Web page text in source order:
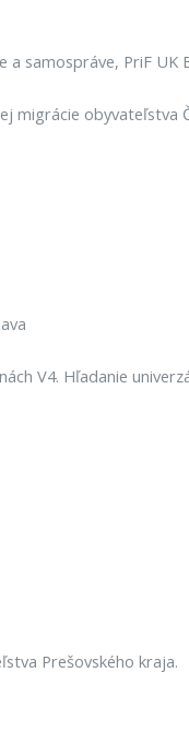
samospráve, PriF UK
migrácie obyvateľstva
V4. Hľadanie
Prešovského kraja.